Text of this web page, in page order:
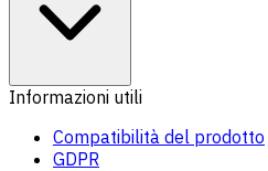
Informazioni utili
Compatibilità del prodotto
GDPR